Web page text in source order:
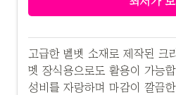
고급한 벨벳 소재로 제작된 크
멧 장식용으로도 활용이 가능
성비를 자랑하며 마감이 깔끔